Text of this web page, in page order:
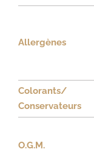
Allergènes
Colorants/
Conservateurs
O.G.M.